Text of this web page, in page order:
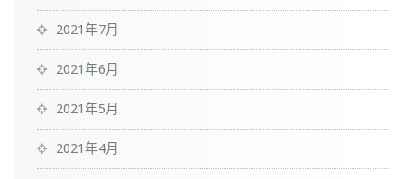
2021年7月
2021年6月
2021年5月
2021年4月